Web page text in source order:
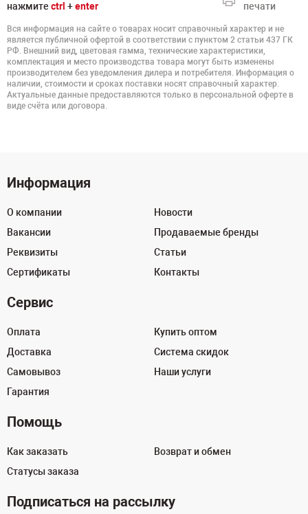
нажмите ctrl +enter
печати
Вся информация на сайте о товарах носит справочный характер и не
является публичной офертой в соответствии с пунктом 2 статьи 437 ГК
РФ. Внешний вид, цветовая гамма, технические характеристики,
комплектация и место производства товара могут быть изменены
производителем без уведомления дилера и потребителя. Информация о
наличии, стоимости и сроках поставки носят справочный характер.
Актуальные данные предоставляются только в персональной оферте в
виде счёта или договора.
Информация
О компании
Вакансии
Реквизиты
Сертификаты
Новости
Продаваемые бренды
Статьи
Контакты
Сервис
Оплата
Доставка
Самовывоз
Гарантия
Купить оптом
Система скидок
Наши услуги
Помощь
Как заказать
Статусы заказа
Возврат и обмен
Подписаться на рассылку